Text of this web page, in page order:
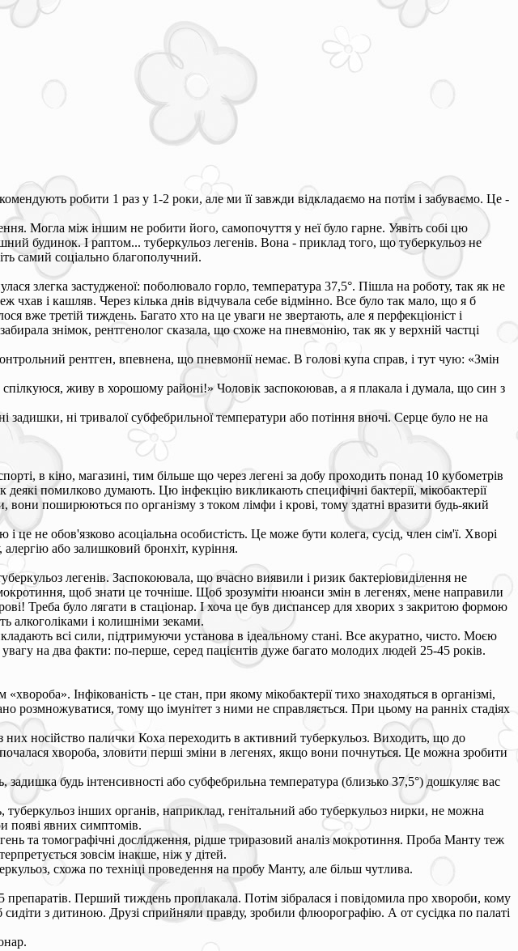
робити 1 раз у 1-2 роки, але ми її завжди відкладаємо на потім і забуваємо. Це -
Могла між іншим не робити його, самопочуття у неї було гарне. Уявіть собі цю
будинок. І раптом... туберкульоз легенів. Вона - приклад того, що туберкульоз не
самий соціально благополучний.
злегка застудженої: поболювало горло, температура 37,5°. Пішла на роботу, так як не
чхав і кашляв. Через кілька днів відчувала себе відмінно. Все було так мало, що я б
вже третій тиждень. Багато хто на це уваги не звертають, але я перфекціоніст і
знімок, рентгенолог сказала, що схоже на пневмонію, так як у верхній частці
рентген, впевнена, що пневмонії немає. В голові купа справ, і тут чую: «Змін
живу в хорошому районі!» Чоловік заспокоював, а я плакала і думала, що син з
ні тривалої субфебрильної температури або потіння вночі. Серце було не на
в кіно, магазині, тим більше що через легені за добу проходить понад 10 кубометрів
помилково думають. Цю інфекцію викликають специфічні бактерії, мікобактерії
поширюються по організму з током лімфи і крові, тому здатні вразити будь-який
не обов'язково асоціальна особистість. Це може бути колега, сусід, член сім'ї. Хворі
або залишковий бронхіт, куріння.
легенів. Заспокоювала, що вчасно виявили і ризик бактеріовиділення не
щоб знати це точніше. Щоб зрозуміти нюанси змін в легенях, мене направили
Треба було лягати в стаціонар. І хоча це був диспансер для хворих з закритою формою
алкоголіками і колишніми зеками.
всі сили, підтримуючи установа в ідеальному стані. Все акуратно, чисто. Моєю
на два факти: по-перше, серед пацієнтів дуже багато молодих людей 25-45 років.
Інфікованість - це стан, при якому мікобактерії тихо знаходяться в організмі,
розмножуватися, тому що імунітет з ними не справляється. При цьому на ранніх стадіях
них носійство палички Коха переходить в активний туберкульоз. Виходить, що до
хвороба, зловити перші зміни в легенях, якщо вони почнуться. Це можна зробити
будь інтенсивності або субфебрильна температура (близько 37,5°) дошкуляє вас
інших органів, наприклад, генітальний або туберкульоз нирки, не можна
появі явних симптомів.
та томографічні дослідження, рідше триразовий аналіз мокротиння. Проба Манту теж
зовсім інакше, ніж у дітей.
схожа по техніці проведення на пробу Манту, але більш чутлива.
Перший тиждень проплакала. Потім зібралася і повідомила про хвороби, кому
з дитиною. Друзі сприйняли правду, зробили флюорографію. А от сусідка по палаті